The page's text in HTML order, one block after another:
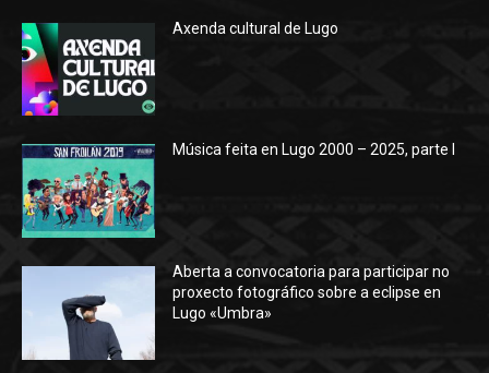
Axenda cultural de Lugo
Música feita en Lugo 2000 – 2025, parte I
Aberta a convocatoria para participar no
proxecto fotográfico sobre a eclipse en
Lugo «Umbra»